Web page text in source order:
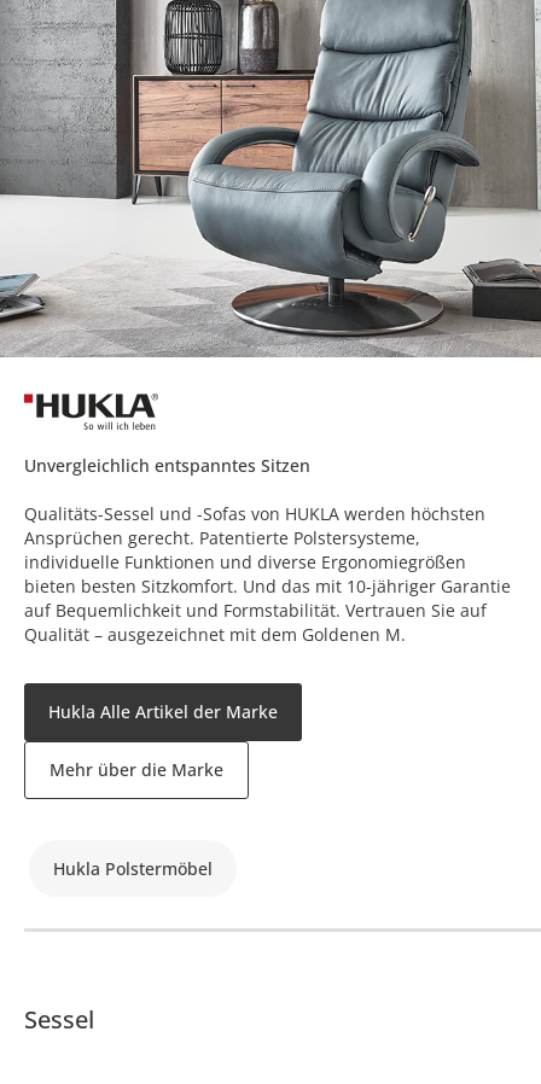
Unvergleichlich entspanntes Sitzen
Qualitäts-Sessel und -Sofas von HUKLA werden höchsten
Ansprüchen gerecht. Patentierte Polstersysteme,
individuelle Funktionen und diverse Ergonomiegrößen
bieten besten Sitzkomfort. Und das mit 10-jähriger Garantie
auf Bequemlichkeit und Formstabilität. Vertrauen Sie auf
Qualität – ausgezeichnet mit dem Goldenen M.
Hukla Alle Artikel der Marke
Mehr über die Marke
Hukla Polstermöbel
Sessel